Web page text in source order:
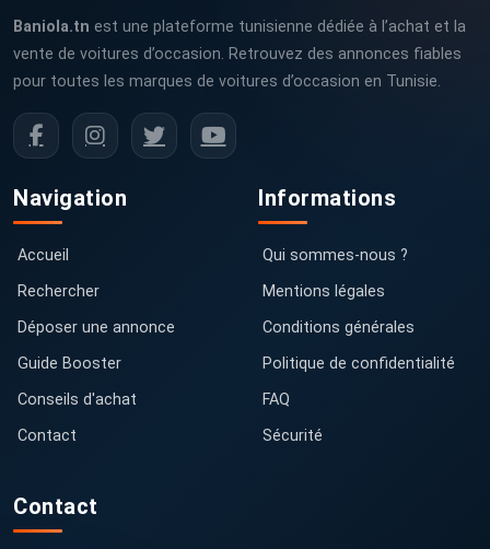
Baniola.tn est une plateforme tunisienne dédiée à l’achat et la
vente de voitures d’occasion. Retrouvez des annonces fiables
pour toutes les marques de voitures d’occasion en Tunisie.
Navigation
Accueil
Rechercher
Déposer une annonce
Guide Booster
Conseils d'achat
Contact
Informations
Qui sommes-nous ?
Mentions légales
Conditions générales
Politique de confidentialité
FAQ
Sécurité
Contact